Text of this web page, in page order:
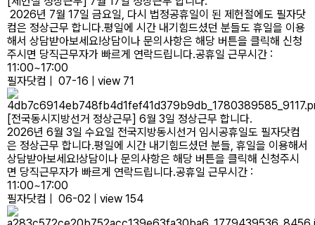
2026년 7월 17일 금요일, 다시 법정공휴일이 된 제헌절에도 필자닷
컴은 정상근무 합니다.평일에 시간 내기힘드셨던 분들도 휴일을 이용
해서 상담받아보세요!상담이나 문의사항은 해당 버튼을 클릭해 신청
주시면 당직근무자가 빠르게 연락드립니다.공휴일 근무시간 :
11:00~17:00
필자닷컴
07-16 view 71
[전국동시지방선거 정상근무] 6월 3일 정상근무 합니다.
2026년 6월 3일 수요일 전국지방동시선거 임시공휴일도 필자닷컴
은 정상근무 합니다.평일에 시간 내기힘드셨던 분들, 휴일을 이용해서
상담받아보세요!상담이나 문의사항은 해당 버튼을 클릭해 신청주시
면 당직근무자가 빠르게 연락드립니다.공휴일 근무시간 :
11:00~17:00
필자닷컴
06-02 view 154